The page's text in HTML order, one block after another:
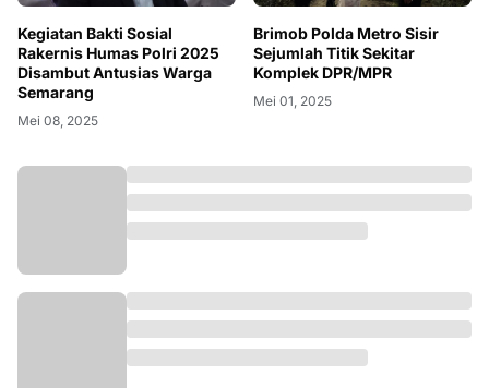
Kegiatan Bakti Sosial
Rakernis Humas Polri 2025
Disambut Antusias Warga
Semarang
Mei 08, 2025
Brimob Polda Metro Sisir
Sejumlah Titik Sekitar
Komplek DPR/MPR
Mei 01, 2025